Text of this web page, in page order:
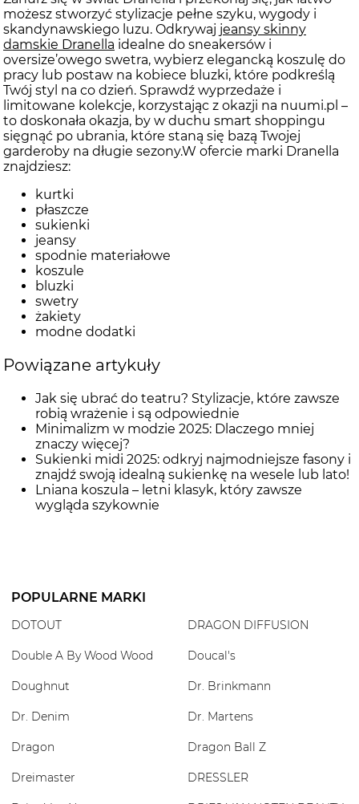
możesz stworzyć stylizacje pełne szyku, wygody i
skandynawskiego luzu. Odkrywaj jeansy skinny
damskie Dranella idealne do sneakersów i
oversize’owego swetra, wybierz elegancką koszulę do
pracy lub postaw na kobiece bluzki, które podkreślą
Twój styl na co dzień. Sprawdź wyprzedaże i
limitowane kolekcje, korzystając z okazji na nuumi.pl –
to doskonała okazja, by w duchu smart shoppingu
sięgnąć po ubrania, które staną się bazą Twojej
garderoby na długie sezony.W ofercie marki Dranella
znajdziesz:
kurtki
płaszcze
sukienki
jeansy
spodnie materiałowe
koszule
bluzki
swetry
żakiety
modne dodatki
Powiązane artykuły
Jak się ubrać do teatru? Stylizacje, które zawsze
robią wrażenie i są odpowiednie
Minimalizm w modzie 2025: Dlaczego mniej
znaczy więcej?
Sukienki midi 2025: odkryj najmodniejsze fasony i
znajdź swoją idealną sukienkę na wesele lub lato!
Lniana koszula – letni klasyk, który zawsze
wygląda szykownie
POPULARNE MARKI
DOTOUT DRAGON DIFFUSION
Double A By Wood Wood Doucal's
Doughnut Dr. Brinkmann
Dr. Denim Dr. Martens
Dragon Dragon Ball Z
Dreimaster DRESSLER